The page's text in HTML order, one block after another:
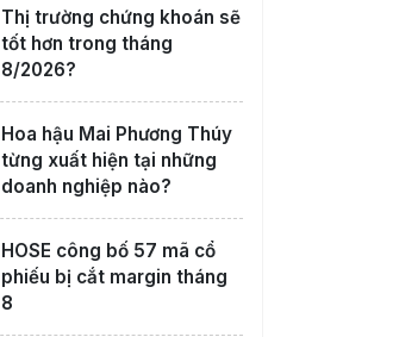
Thị trường chứng khoán sẽ
tốt hơn trong tháng
8/2026?
Hoa hậu Mai Phương Thúy
từng xuất hiện tại những
doanh nghiệp nào?
HOSE công bố 57 mã cổ
phiếu bị cắt margin tháng
8